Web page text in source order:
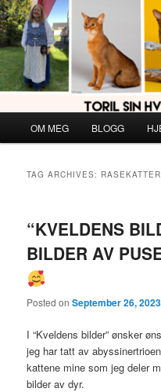
Skip
to
primary
content
Skip
to
secondary
content
OM MEG BLOGG
TAG ARCHIVES: RASEKATTER
“KVELDENS
BILDER AV
Posted onSeptember 26, 2023
I “Kveldens bilder” ønsker
jeg har tatt av
kattene mine som jeg deler
bilder av dyr.